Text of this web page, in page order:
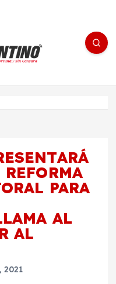
noticias/editorial
PARA
AL
AL
2021